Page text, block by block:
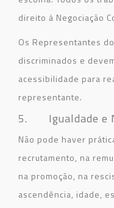
direito à Negociação
Os Representantes
discriminados e
acessibilidade para
representante.
5. Igualdade e
Não pode haver
recrutamento, na
na promoção, na
ascendência, idade,